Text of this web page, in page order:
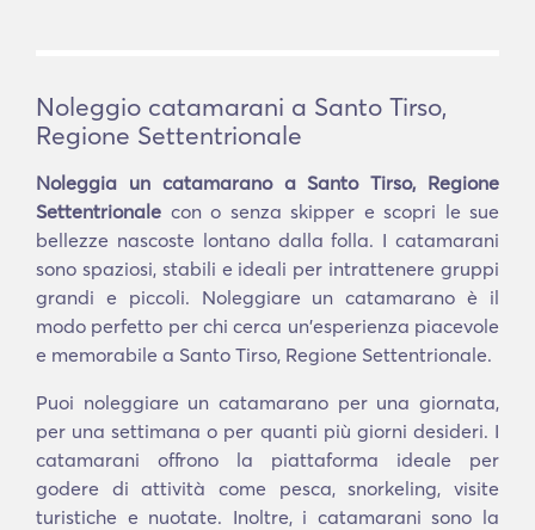
Noleggio catamarani a Santo Tirso,
Regione Settentrionale
Noleggia un catamarano a Santo Tirso, Regione
Settentrionale con o senza skipper e scopri le sue
bellezze nascoste lontano dalla folla. I catamarani
sono spaziosi, stabili e ideali per intrattenere gruppi
grandi e piccoli. Noleggiare un catamarano è il
modo perfetto per chi cerca un'esperienza piacevole
e memorabile a Santo Tirso, Regione Settentrionale.
Puoi noleggiare un catamarano per una giornata,
per una settimana o per quanti più giorni desideri. I
catamarani offrono la piattaforma ideale per
godere di attività come pesca, snorkeling, visite
turistiche e nuotate. Inoltre, i catamarani sono la